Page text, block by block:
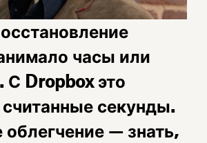
часы или
Dropbox это
секунды.
— знать,